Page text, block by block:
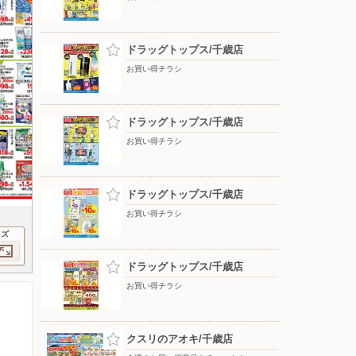
ドラッグトップス/千歳店
お買い得チラシ
ドラッグトップス/千歳店
お買い得チラシ
ドラッグトップス/千歳店
お買い得チラシ
ドラッグトップス/千歳店
お買い得チラシ
クスリのアオキ/千歳店